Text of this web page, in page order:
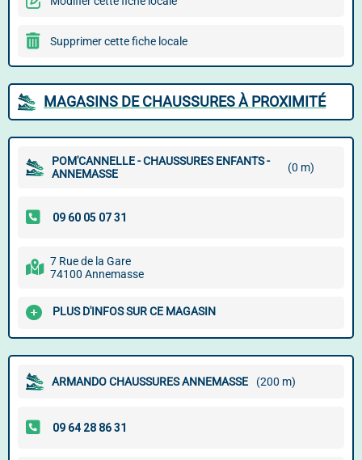
Supprimer cette fiche locale
MAGASINS DE CHAUSSURES À PROXIMITÉ
POM'CANNELLE - CHAUSSURES ENFANTS -
ANNEMASSE
(0 m)
7 Rue de la Gare
74100 Annemasse
PLUS D'INFOS SUR CE MAGASIN
ARMANDO CHAUSSURES ANNEMASSE (200 m)